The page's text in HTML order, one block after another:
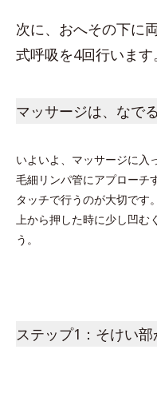
次に、おへその下に
式呼吸を4回行います
マッサージは、なで
いよいよ、マッサージに入
毛細リンパ管にアプローチ
タッチで行うのが大切です
上から押した時に少し凹む
う。
ステップ1：そけい